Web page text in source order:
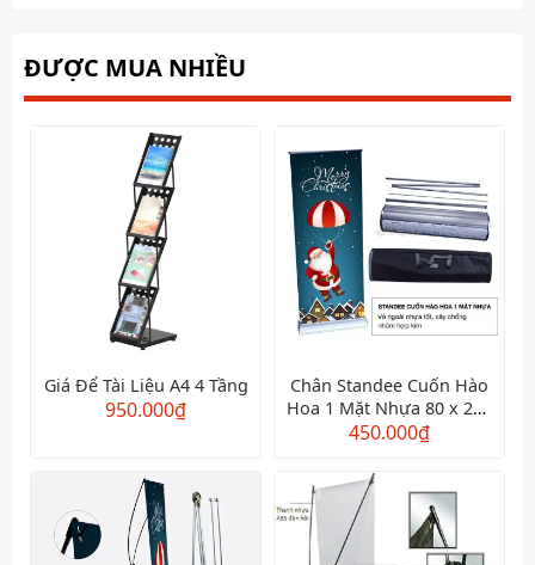
ĐƯỢC MUA NHIỀU
Giá Để Tài Liệu A4 4 Tầng
950.000₫
Chân Standee Cuốn Hào
Hoa 1 Mặt Nhựa 80 x 200
cm
450.000₫